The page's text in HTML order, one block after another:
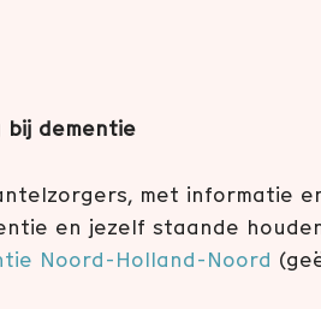
bij dementie
met informatie
en jezelf staande
Noord-Holland-Noord